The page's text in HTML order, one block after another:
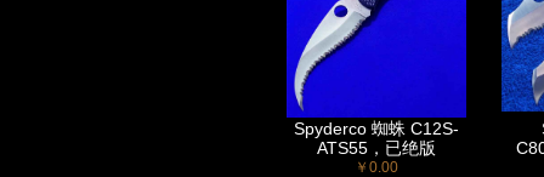
Spyderco 蜘蛛 C12S-
ATS55，已绝版
￥0.00